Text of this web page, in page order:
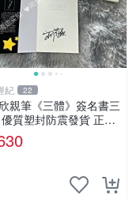
紀 22
親筆《三體》簽名書三
質塑封防震發貨 正版
推薦 三體 經典 科幻小說